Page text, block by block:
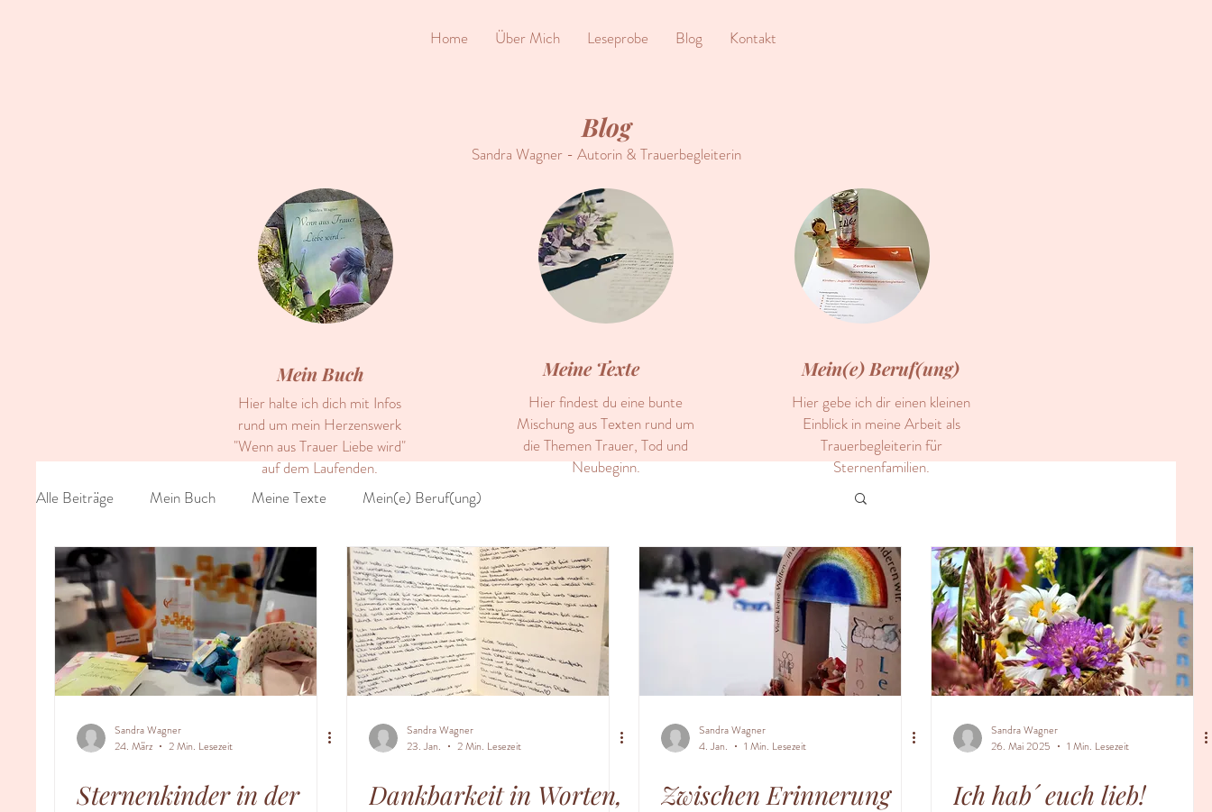
Home Über Mich Leseprobe Blog Kontakt
Alle Beiträge Mein Buch Meine Texte Mein(e) Beruf(ung)
Sandra Wagner
24. März
2 Min. Lesezeit
Sternenkinder in der
Sandra Wagner
23. Jan.
2 Min. Lesezeit
Dankbarkeit in Worten,
Sandra Wagner
4. Jan.
1 Min. Lesezeit
Zwischen Erinnerung
Sandra Wagner
26. Mai 2025
1 Min. Lesezeit
Ich hab´ euch lieb!
Blog
Sandra Wagner - Autorin & Trauerbegleiterin
Mein Buch
Hier halte ich dich mit Infos
rund um mein Herzenswerk
"Wenn aus Trauer Liebe wird"
auf dem Laufenden.
Meine Texte
Hier findest du eine bunte
Mischung aus Texten rund um
die Themen Trauer, Tod und
Neubeginn.
Mein(e) Beruf(ung)
Hier gebe ich dir einen kleinen
Einblick in meine Arbeit als
Trauerbegleiterin für
Sternenfamilien.